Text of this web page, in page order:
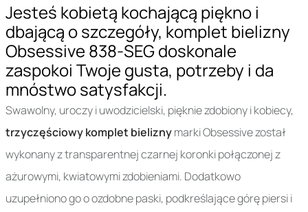
Jesteś kobietą kochającą piękno i
dbającą o szczegóły, komplet bielizny
Obsessive 838-SEG doskonale
zaspokoi Twoje gusta, potrzeby i da
mnóstwo satysfakcji.
Swawolny, uroczy i uwodzicielski, pięknie zdobiony i kobiecy,
trzyczęściowy komplet bieliznymarki Obsessive został
wykonany z transparentnej czarnej koronki połączonej z
ażurowymi, kwiatowymi zdobieniami. Dodatkowo
uzupełniono go o ozdobne paski, podkreślające górę piersi i